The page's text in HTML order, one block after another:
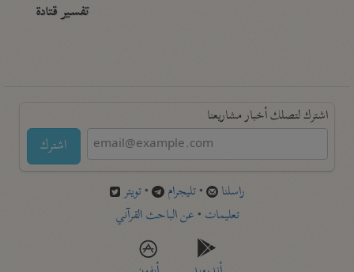
تفسير قتادة
اشترك لتصلك أخبار مشاريعنا
اشترك
راسلنا •تليجرام •تويتر
تعليمات •عن الباحث القرآني